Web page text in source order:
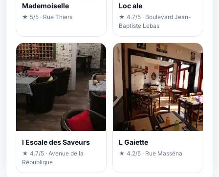
Mademoiselle
★ 5/5 · Rue Thiers
Loc ale
★ 4.7/5 · Boulevard Jean-
Baptiste Lebas
l Escale des Saveurs
★ 4.7/5 · Avenue de la
République
L Gaiette
★ 4.2/5 · Rue Masséna